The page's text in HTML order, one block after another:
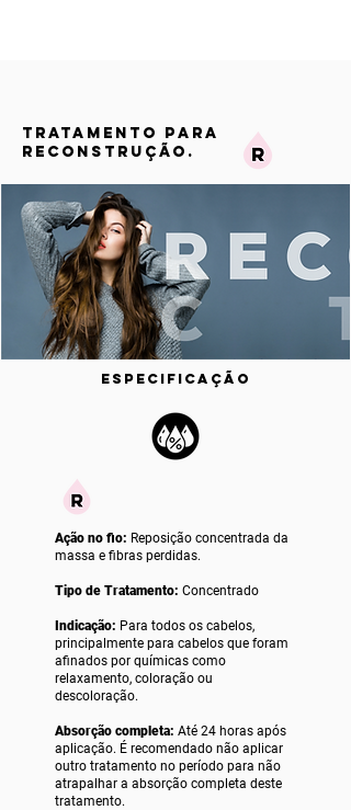
TRATAMENTO PARA
RECONSTRUÇÃO.
ESPECIFICAÇÃO
Ação no fio: Reposição concentrada da
massa e fibras perdidas.
Tipo de Tratamento: Concentrado
Indicação: Para todos os cabelos,
principalmente para cabelos que foram
afinados por químicas como
relaxamento, coloração ou
descoloração.
Absorção completa: Até 24 horas após
aplicação. É recomendado não aplicar
outro tratamento no período para não
atrapalhar a absorção completa deste
tratamento.